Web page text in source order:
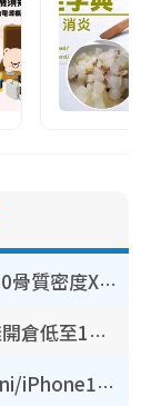
港大推賽馬會強化骨骼計劃！$100骨質密度X光檢查 完成免費運動訓練送超市禮券！附參加資格
開倉優惠 | 尖沙咀海港城名牌波鞋開倉低至1折！On鞋$899起／Joy&Peace鞋履$98起
豐澤優惠勁減低至44折！Mac mini/iPhone17Pro大減價！廚房家電$220起